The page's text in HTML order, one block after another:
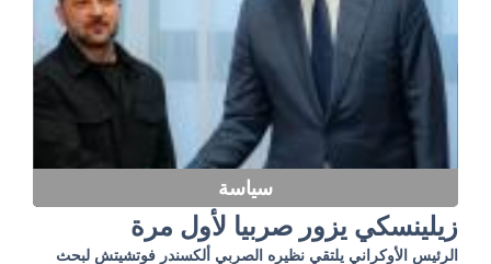
سياسة
زيلينسكي يزور صربيا لأول مرة
الرئيس الأوكراني يلتقي نظيره الصربي ألكسندر فوتشيتش لبحث